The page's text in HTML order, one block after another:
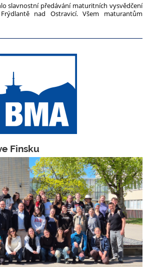
slavnostní předávání maturitních vysvědčení
nad Ostravicí. Všem maturantům
Finsku